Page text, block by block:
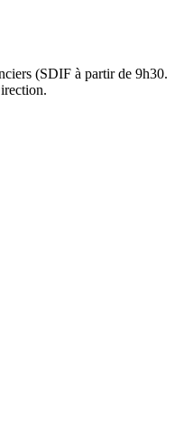
(SDIF à partir de 9h30.